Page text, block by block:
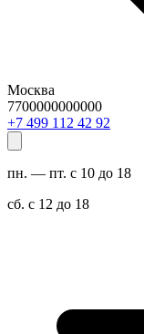
Москва
7700000000000
29 24 211 994 7+
пн. — пт. с 10 до 18
сб. с 12 до 18